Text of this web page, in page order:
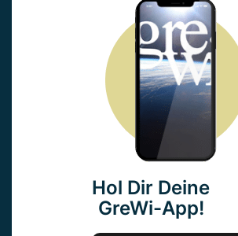
Hol Dir Deine
GreWi-App!